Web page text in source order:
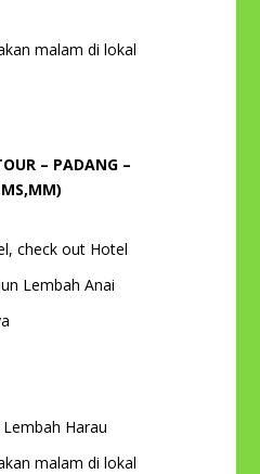
malam di lokal
– PADANG –
check out Hotel
Lembah Anai
Harau
malam di lokal